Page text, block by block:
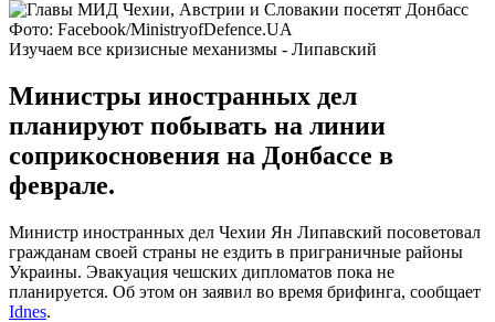
Фото: Facebook/MinistryofDefence.UA
Изучаем все кризисные механизмы - Липавский
Министры иностранных дел
планируют побывать на линии
соприкосновения на Донбассе в
феврале.
Министр иностранных дел Чехии Ян Липавский посоветовал
гражданам своей страны не ездить в приграничные районы
Украины. Эвакуация чешских дипломатов пока не
планируется. Об этом он заявил во время брифинга, сообщает
Idnes.